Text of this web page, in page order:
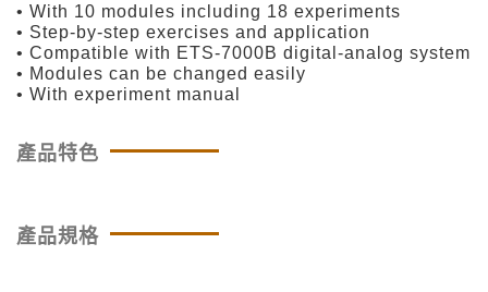
• With 10 modules including 18 experiments
• Step-by-step exercises and application
• Compatible with ETS-7000B digital-analog system
• Modules can be changed easily
• With experiment manual
產品特色
產品規格